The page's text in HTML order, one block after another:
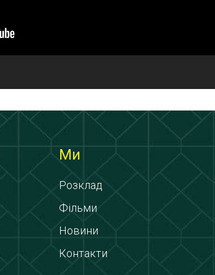
Ми
Розклад
Фільми
Новини
Контакти